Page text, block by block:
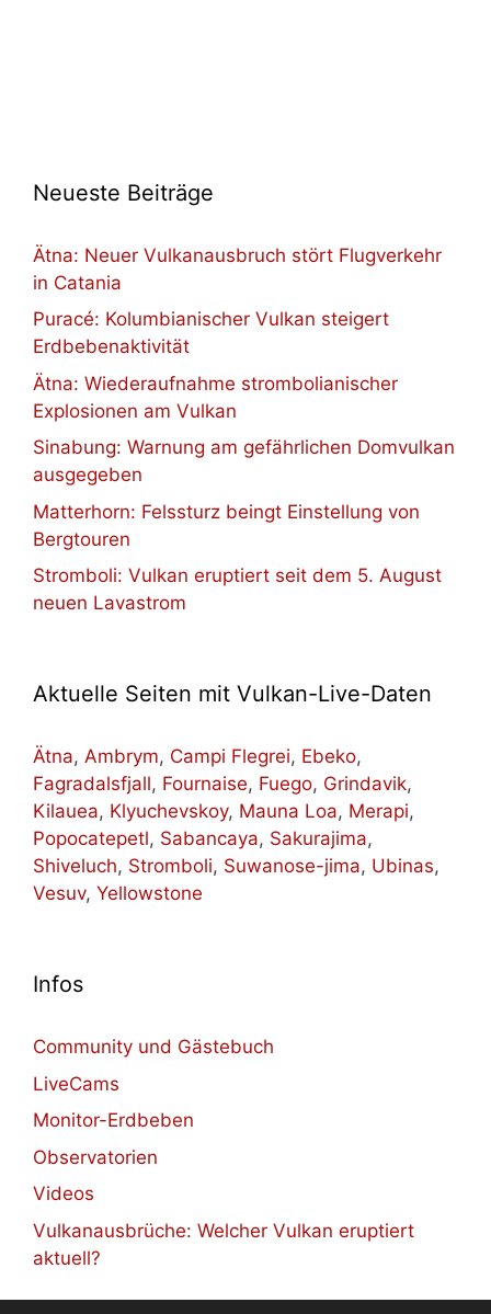
Neueste Beiträge
Ätna: Neuer Vulkanausbruch stört Flugverkehr
in Catania
Puracé: Kolumbianischer Vulkan steigert
Erdbebenaktivität
Ätna: Wiederaufnahme strombolianischer
Explosionen am Vulkan
Sinabung: Warnung am gefährlichen Domvulkan
ausgegeben
Matterhorn: Felssturz beingt Einstellung von
Bergtouren
Stromboli: Vulkan eruptiert seit dem 5. August
neuen Lavastrom
Aktuelle Seiten mit Vulkan-Live-Daten
Ätna, Ambrym, Campi Flegrei, Ebeko,
Fagradalsfjall, Fournaise, Fuego, Grindavik,
Kilauea, Klyuchevskoy, Mauna Loa, Merapi,
Popocatepetl, Sabancaya, Sakurajima,
Shiveluch, Stromboli, Suwanose-jima, Ubinas,
Vesuv, Yellowstone
Infos
Community und Gästebuch
LiveCams
Monitor-Erdbeben
Observatorien
Videos
Vulkanausbrüche: Welcher Vulkan eruptiert
aktuell?